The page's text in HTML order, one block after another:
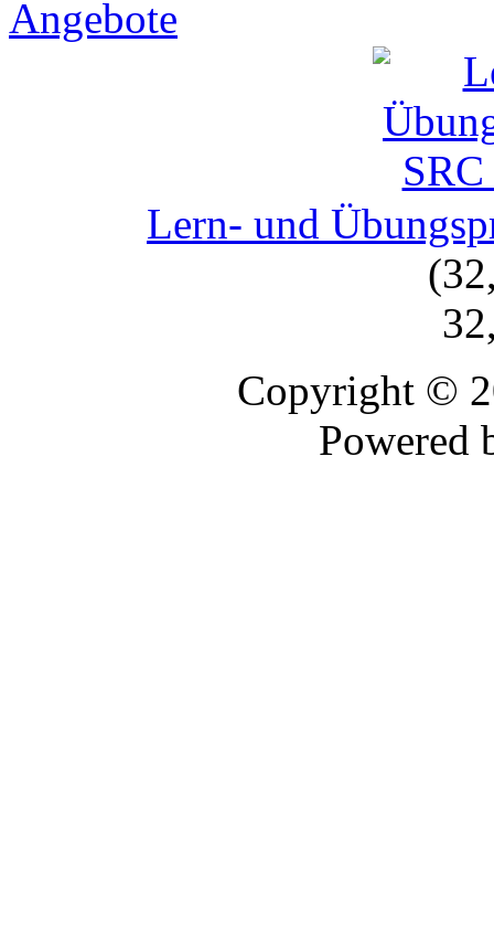
Angebote
Lern- und
Copyright ©
Powered